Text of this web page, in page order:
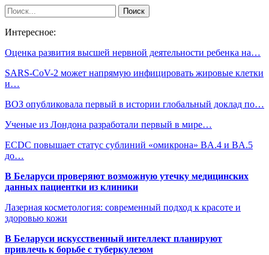
Интересное:
Оценка развития высшей нервной деятельности ребенка на…
SARS-CoV-2 может напрямую инфицировать жировые клетки
и…
ВОЗ опубликовала первый в истории глобальный доклад по…
Ученые из Лондона разработали первый в мире…
ECDC повышает статус сублиний «омикрона» BA.4 и BA.5
до…
В Беларуси проверяют возможную утечку медицинских
данных пациентки из клиники
Лазерная косметология: современный подход к красоте и
здоровью кожи
В Беларуси искусственный интеллект планируют
привлечь к борьбе с туберкулезом